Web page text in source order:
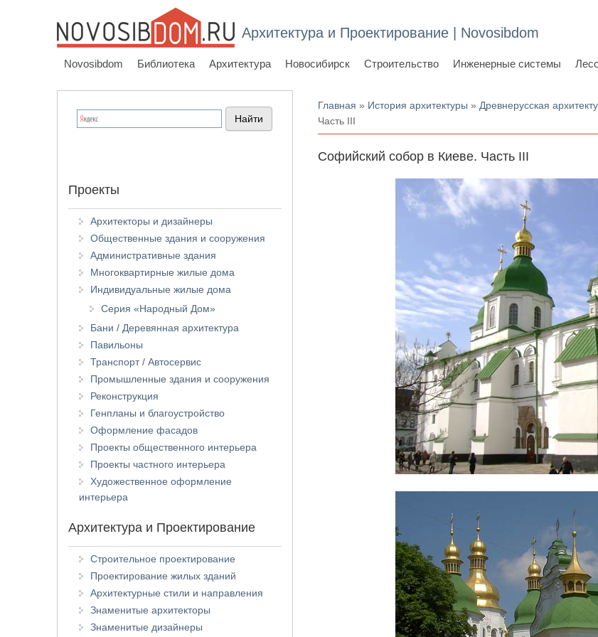
Архитектура и Проектирование | Novosibdom
Novosibdom Библиотека Архитектура Новосибирск Строительство Инженерные системы
Вы здесь
Главная » История архитектуры » Древнерусская
Часть III
Софийский собор в Киеве. Часть III
Проекты
Архитекторы и дизайнеры
Общественные здания и сооружения
Административные здания
Многоквартирные жилые дома
Индивидуальные жилые дома
Серия «Народный Дом»
Бани / Деревянная архитектура
Павильоны
Транспорт / Автосервис
Промышленные здания и сооружения
Реконструкция
Генпланы и благоустройство
Оформление фасадов
Проекты общественного интерьера
Проекты частного интерьера
Художественное оформление
интерьера
Архитектура и Проектирование
Строительное проектирование
Проектирование жилых зданий
Архитектурные стили и направления
Знаменитые архитекторы
Знаменитые дизайнеры